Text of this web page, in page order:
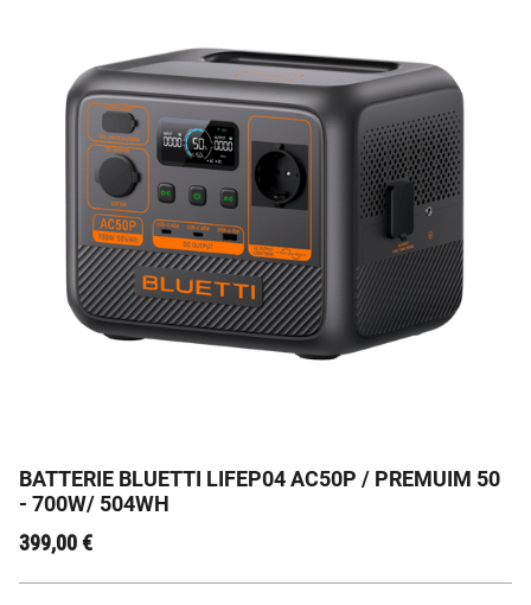
Batterie Nomade BLUETTI Premium 50 (AC50P) –
BATTERIE BLUETTI LIFEP04 AC50P / PREMUIM 50
- 700W/ 504WH
399,00€